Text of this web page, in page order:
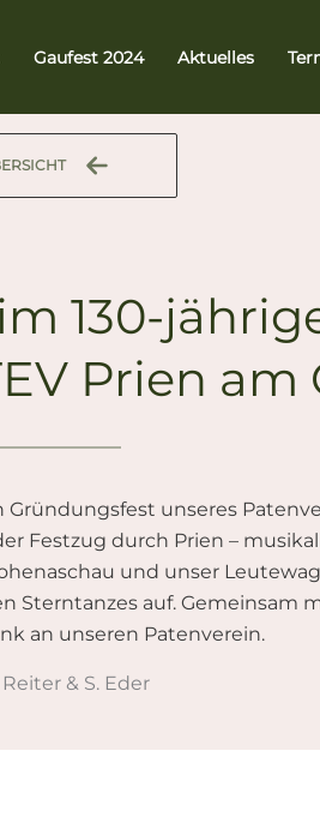
Gaufest 2024 Aktuelles
130-
Prien am
unseres
Festzug durch Prien –
und unser
Sterntanzes auf. Gemeinsam
an unseren Patenverein.
& S. Eder